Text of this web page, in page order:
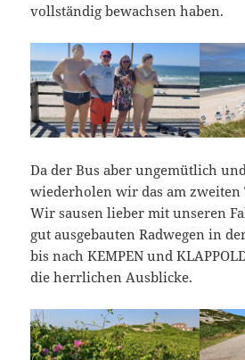
vollständig bewachsen haben.
Da der Bus aber ungemütlich
wiederholen wir das am zweiten
Wir sausen lieber mit unseren
gut ausgebauten Radwegen in
bis nach KEMPEN und
die herrlichen Ausblicke.